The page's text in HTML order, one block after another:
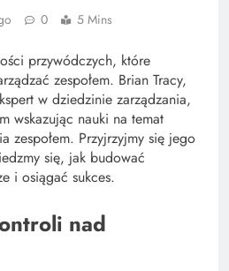
0 5 Mins
przywódczych, które
zespołem. Brian Tracy,
w dziedzinie zarządzania,
wskazując nauki na temat
zespołem. Przyjrzyjmy się jego
się, jak budować
i osiągać sukces.
nad